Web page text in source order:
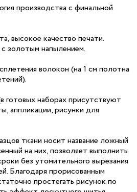
производства с финальной
высокое качество печати.
золотым напылением.
волокон (на 1 см полотна
готовых наборах присутствуют
аппликации, рисунки для
ткани носит название ложный
на них, позволяет выполнить
без утомительного вырезания
Благодаря прорисованным
простегать рисунок по